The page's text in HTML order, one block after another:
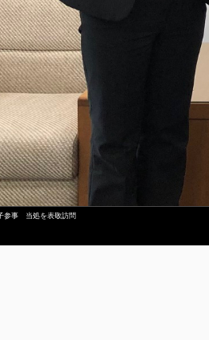
参事 当処を表敬訪問